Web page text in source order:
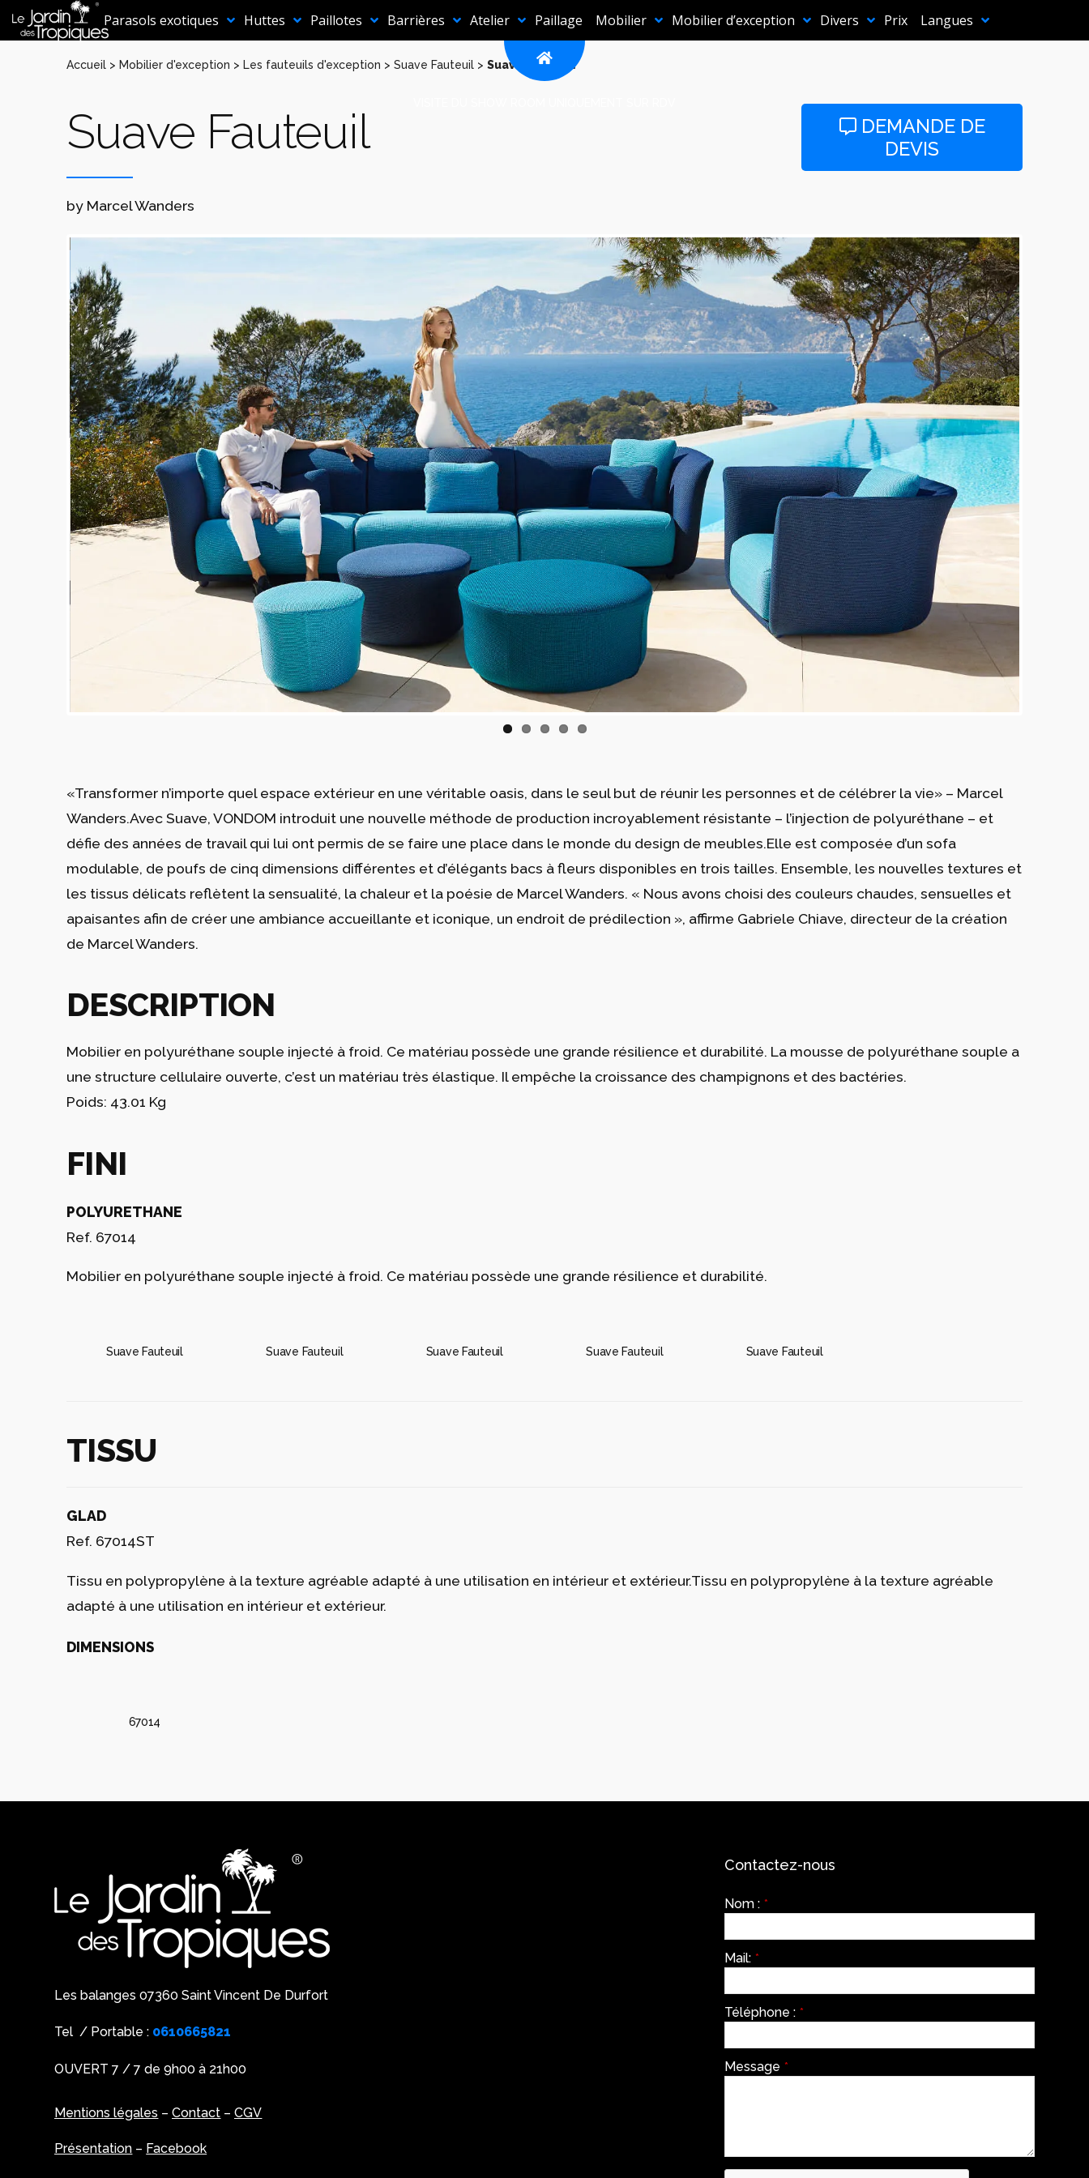
Aller
au
contenu
Parasols exotiques Huttes Paillotes Barrières Atelier Paillage Mobilier Mobilier d’exception Divers Prix Langues
Accueil > Mobilier d'exception > Les fauteuils d'exception >Suave Fauteuil >Suave Fauteuil
Suave Fauteuil
DEMANDE DE
DEVIS
by Marcel Wanders
«Transformer n’importe quel espace extérieur en une véritable oasis, dans le seul but de réunir les personnes et de célébrer la vie» – Marcel
Wanders.Avec Suave, VONDOM introduit une nouvelle méthode de production incroyablement résistante – l’injection de polyuréthane – et
défie des années de travail qui lui ont permis de se faire une place dans le monde du design de meubles.Elle est composée d’un sofa
modulable, de poufs de cinq dimensions différentes et d’élégants bacs à fleurs disponibles en trois tailles. Ensemble, les nouvelles textures et
les tissus délicats reflètent la sensualité, la chaleur et la poésie de Marcel Wanders. « Nous avons choisi des couleurs chaudes, sensuelles et
apaisantes afin de créer une ambiance accueillante et iconique, un endroit de prédilection », affirme Gabriele Chiave, directeur de la création
de Marcel Wanders.
DESCRIPTION
Mobilier en polyuréthane souple injecté à froid. Ce matériau possède une grande résilience et durabilité. La mousse de polyuréthane souple a
une structure cellulaire ouverte, c’est un matériau très élastique. Il empêche la croissance des champignons et des bactéries.
Poids: 43.01 Kg
FINI
POLYURETHANE
Ref. 67014
Mobilier en polyuréthane souple injecté à froid. Ce matériau possède une grande résilience et durabilité.
Suave Fauteuil Suave Fauteuil Suave Fauteuil Suave Fauteuil Suave Fauteuil
TISSU
GLAD
Ref. 67014ST
Tissu en polypropylène à la texture agréable adapté à une utilisation en intérieur et extérieur.Tissu en polypropylène à la texture agréable
adapté à une utilisation en intérieur et extérieur.
DIMENSIONS
67014
Les balanges 07360 Saint Vincent De Durfort
Tel / Portable : 0610665821
OUVERT 7 / 7 de 9h00 à 21h00
Mentions légales –Contact –CGV
Présentation – Facebook
Contactez-nous
Nom : *
Mail: *
Téléphone : *
Message *